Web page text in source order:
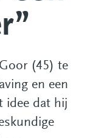
(45) te
en een
idee dat hij